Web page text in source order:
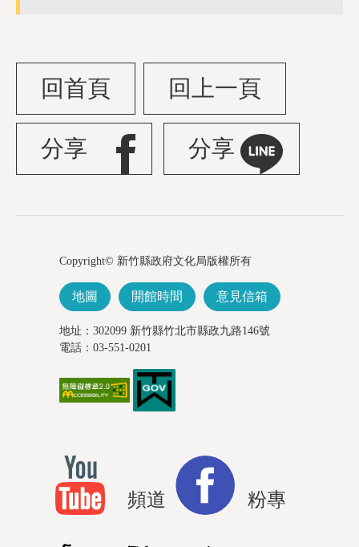
回首頁 回上一頁
分享 分享
Copyright© 新竹縣政府文化局版權所有
地圖 開館時間 意見信箱
地址：302099 新竹縣竹北市縣政九路146號
電話：03-551-0201
頻道 粉專